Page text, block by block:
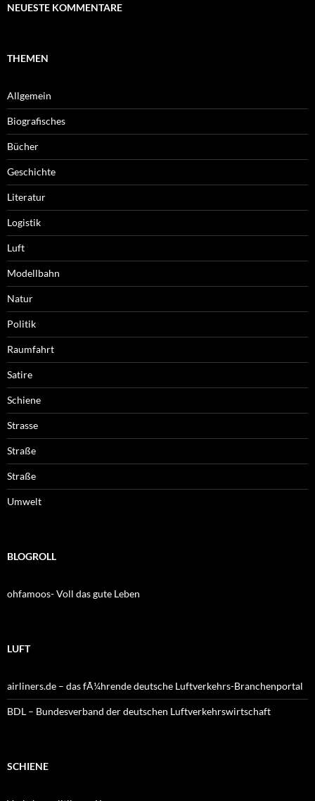
NEUESTE KOMMENTARE
THEMEN
Allgemein
Biografisches
Bücher
Geschichte
Literatur
Logistik
Luft
Modellbahn
Natur
Politik
Raumfahrt
Satire
Schiene
Strasse
Straße
Straße
Umwelt
BLOGROLL
ohfamoos- Voll das gute Leben
LUFT
airliners.de – das fÃ¼hrende deutsche Luftverkehrs-Branchenportal
BDL – Bundesverband der deutschen Luftverkehrswirtschaft
SCHIENE